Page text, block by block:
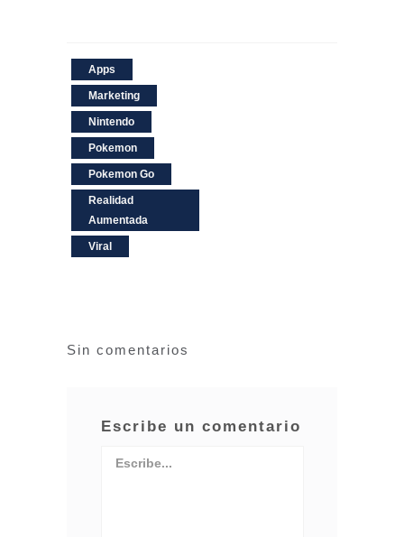
Apps
Marketing
Nintendo
Pokemon
Pokemon Go
Realidad
Aumentada
Viral
Sin comentarios
Escribe un comentario